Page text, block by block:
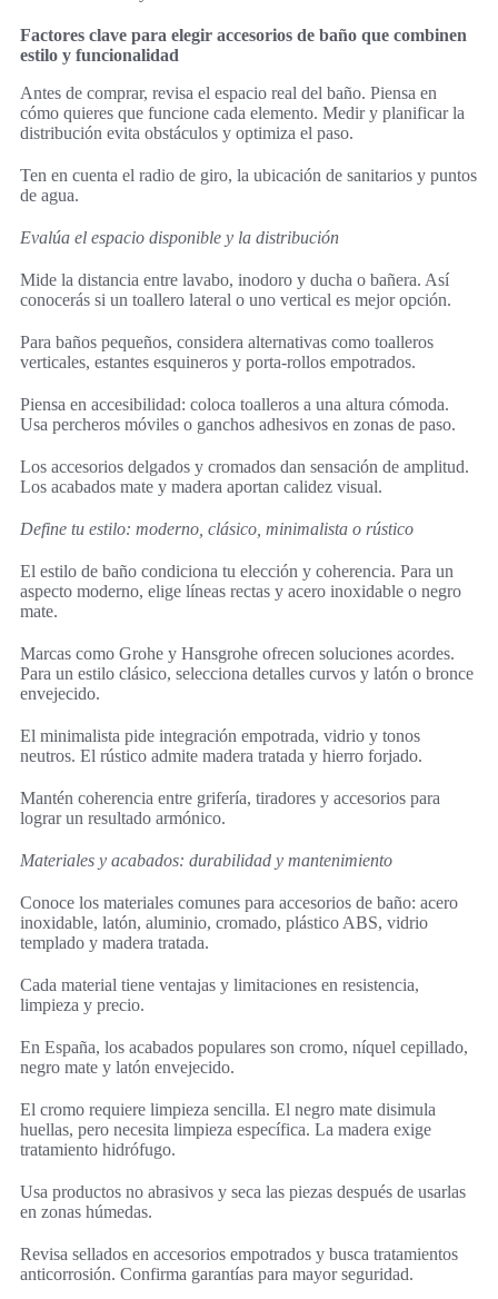
Factores clave para elegir accesorios de baño que combinen
estilo y funcionalidad
Antes de comprar, revisa el espacio real del baño. Piensa en
cómo quieres que funcione cada elemento. Medir y planificar la
distribución evita obstáculos y optimiza el paso.
Ten en cuenta el radio de giro, la ubicación de sanitarios y puntos
de agua.
Evalúa el espacio disponible y la distribución
Mide la distancia entre lavabo, inodoro y ducha o bañera. Así
conocerás si un toallero lateral o uno vertical es mejor opción.
Para baños pequeños, considera alternativas como toalleros
verticales, estantes esquineros y porta-rollos empotrados.
Piensa en accesibilidad: coloca toalleros a una altura cómoda.
Usa percheros móviles o ganchos adhesivos en zonas de paso.
Los accesorios delgados y cromados dan sensación de amplitud.
Los acabados mate y madera aportan calidez visual.
Define tu estilo: moderno, clásico, minimalista o rústico
El estilo de baño condiciona tu elección y coherencia. Para un
aspecto moderno, elige líneas rectas y acero inoxidable o negro
mate.
Marcas como Grohe y Hansgrohe ofrecen soluciones acordes.
Para un estilo clásico, selecciona detalles curvos y latón o bronce
envejecido.
El minimalista pide integración empotrada, vidrio y tonos
neutros. El rústico admite madera tratada y hierro forjado.
Mantén coherencia entre grifería, tiradores y accesorios para
lograr un resultado armónico.
Materiales y acabados: durabilidad y mantenimiento
Conoce los materiales comunes para accesorios de baño: acero
inoxidable, latón, aluminio, cromado, plástico ABS, vidrio
templado y madera tratada.
Cada material tiene ventajas y limitaciones en resistencia,
limpieza y precio.
En España, los acabados populares son cromo, níquel cepillado,
negro mate y latón envejecido.
El cromo requiere limpieza sencilla. El negro mate disimula
huellas, pero necesita limpieza específica. La madera exige
tratamiento hidrófugo.
Usa productos no abrasivos y seca las piezas después de usarlas
en zonas húmedas.
Revisa sellados en accesorios empotrados y busca tratamientos
anticorrosión. Confirma garantías para mayor seguridad.